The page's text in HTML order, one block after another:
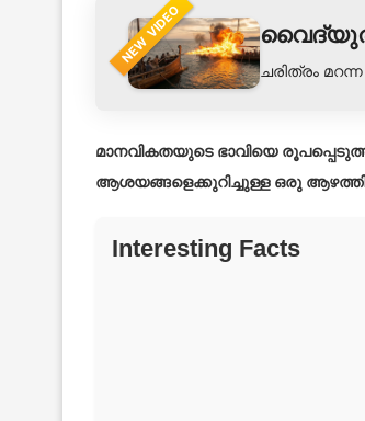
NEW VIDEO
ചരിത്രം
മാനവികതയുടെ ഭാവിയെ
ആശയങ്ങളെക്കുറിച്ചുള്ള ഒരു
Interesting Facts